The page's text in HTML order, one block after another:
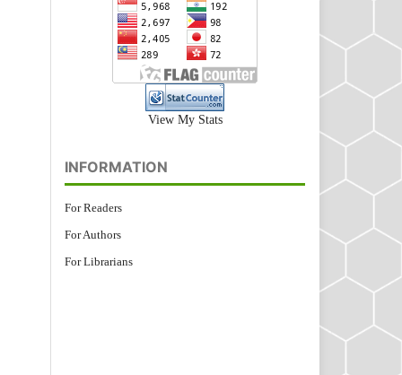
View My Stats
INFORMATION
For Readers
For Authors
For Librarians